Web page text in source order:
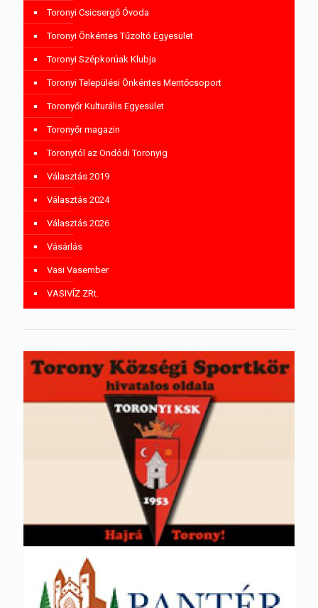
Toronyi Csicsergő Óvoda
Toronyi Önkéntes Tűzoltó Egyesület
Toronyi Szépkorúak Klubja
Toronyi Települési Önkéntes Mentőcsoport
Toronyőr Kulturális Egyesület
Toronyőr magazin
Toronytól az Ondódi Toronyig
Választás 2019
Választás 2024
Választás 2026
Vásárlás
Vasi Vasember
VASIVÍZ ZRt.